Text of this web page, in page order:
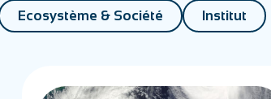
Ecosystème & Société Institut